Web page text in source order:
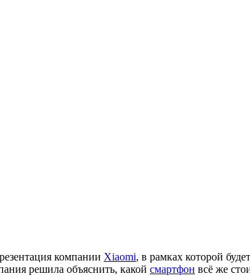
компании Xiaomi, в рамках которой
решила объяснить, какой смартфон всё же